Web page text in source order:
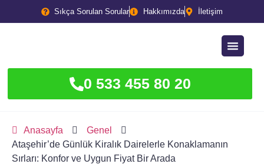
Sıkça Sorulan Sorular Hakkımızda İletişim
0 533 455 80 20
Anasayfa
Genel
Ataşehir’de Günlük Kiralık Dairelerle Konaklamanın
Sırları: Konfor ve Uygun Fiyat Bir Arada